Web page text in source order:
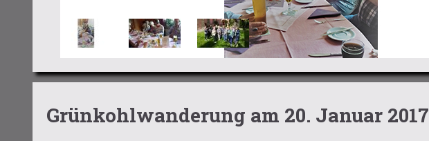
Grünkohlwanderung am 20. Januar 2017